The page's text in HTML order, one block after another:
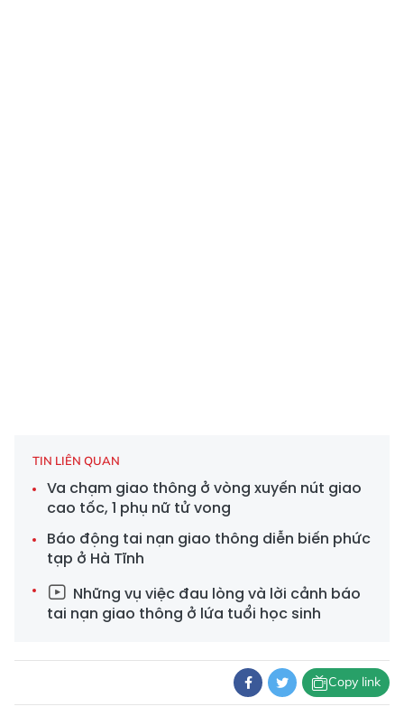
TIN LIÊN QUAN
Va chạm giao thông ở vòng xuyến nút giao
cao tốc, 1 phụ nữ tử vong
Báo động tai nạn giao thông diễn biến phức
tạp ở Hà Tĩnh
Những vụ việc đau lòng và lời cảnh báo
tai nạn giao thông ở lứa tuổi học sinh
Copy link